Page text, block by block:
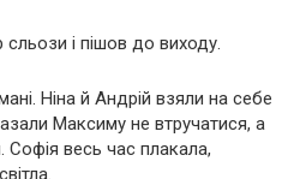
і пішов до виходу.
Ніна й Андрій взяли на себе
Максиму не втручатися, а
весь час плакала,